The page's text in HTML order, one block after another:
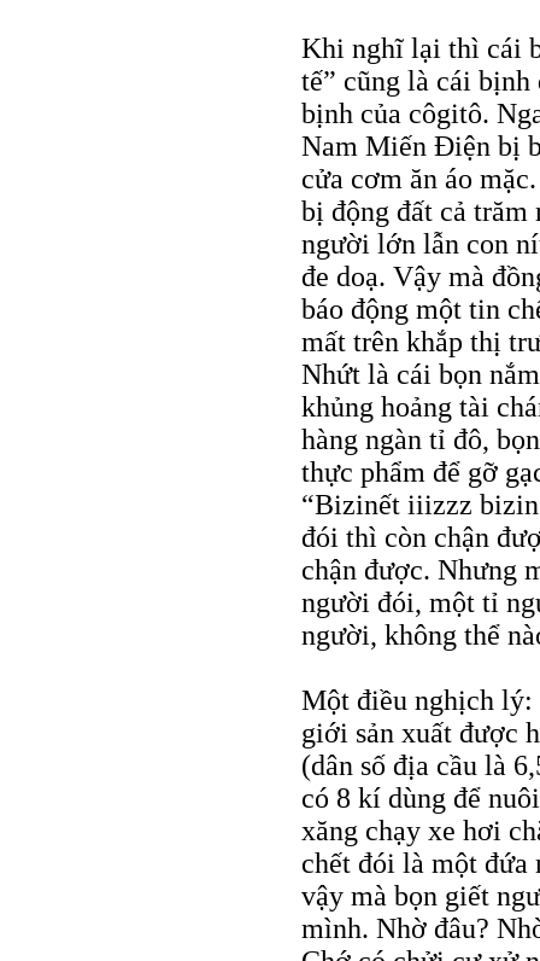
Khi nghĩ lại thì cái
tế” cũng là cái
bịnh của côgitô.
Nam Miến Điện bị
cửa cơm ăn áo
bị động đất cả trăm
người lớn lẫn con
đe doạ. Vậy mà
báo động một tin
mất trên khắp thị
Nhứt là cái bọn
khủng hoảng tài
hàng ngàn tỉ đô,
thực phẩm để gỡ
“Bizinết iiizzz
đói thì còn chận
chận được. Nhưng
người đói, một tỉ
người, không thể
Một điều nghịch lý:
giới sản xuất được
(dân số địa cầu là
có 8 kí dùng để
xăng chạy xe hơi
chết đói là một đứa
vậy mà bọn giết
mình. Nhờ đâu?